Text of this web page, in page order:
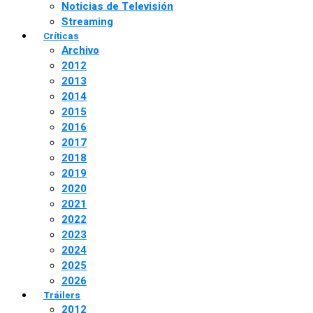
Noticias de Televisión
Streaming
Críticas
Archivo
2012
2013
2014
2015
2016
2017
2018
2019
2020
2021
2022
2023
2024
2025
2026
Tráilers
2012